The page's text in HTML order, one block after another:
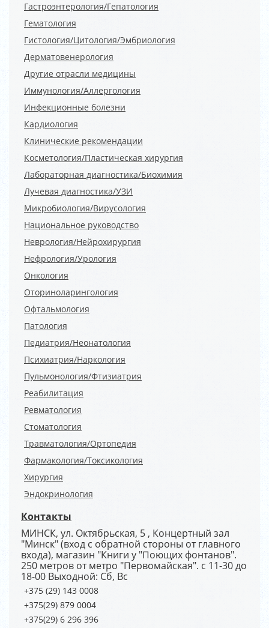
Гастроэнтерология/Гепатология
Гематология
Гистология/Цитология/Эмбриология
Дерматовенерология
Другие отрасли медицины
Иммунология/Аллергология
Инфекционные болезни
Кардиология
Клинические рекомендации
Косметология/Пластическая хирургия
Лабораторная диагностика/Биохимия
Лучевая диагностика/УЗИ
Микробиология/Вирусология
Национальное руководство
Неврология/Нейрохирургия
Нефрология/Урология
Онкология
Оториноларингология
Офтальмология
Патология
Педиатрия/Неонатология
Психиатрия/Наркология
Пульмонология/Фтизиатрия
Реабилитация
Ревматология
Стоматология
Травматология/Ортопедия
Фармакология/Токсикология
Хирургия
Эндокринология
Контакты
МИНСК, ул. Октябрьская, 5 , Концертный зал
"Минск" (вход с обратной стороны от главного
входа), магазин "Книги у "Поющих фонтанов".
250 метров от метро "Первомайская". с 11-30 до
18-00 Выходной: Сб, Вс
+375 (29) 143 0008
+375(29) 879 0004
+375(29) 6 296 396